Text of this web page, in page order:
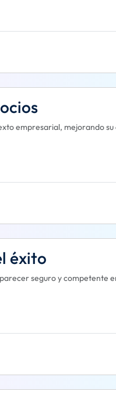
empresarial, mejorando
éxito
seguro y competente